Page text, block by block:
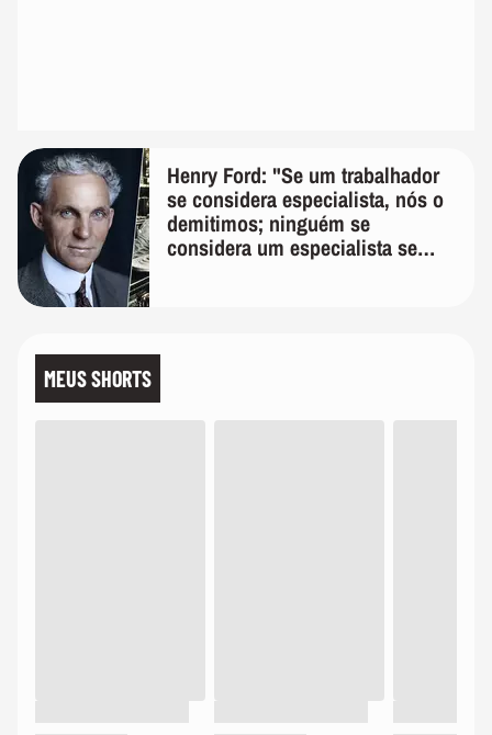
Henry Ford: "Se um trabalhador
se considera especialista, nós o
demitimos; ninguém se
considera um especialista se
MEUS SHORTS